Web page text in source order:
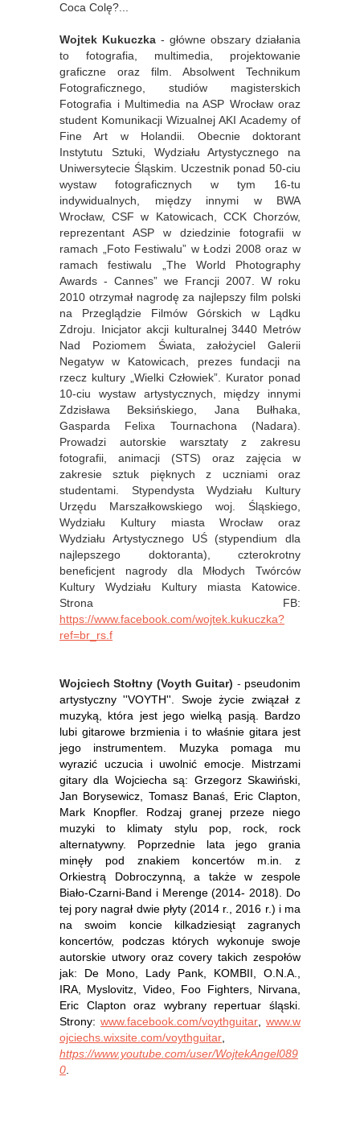
Coca Colę?...
Wojtek Kukuczka - główne obszary działania
to fotografia, multimedia, projektowanie
graficzne oraz film. Absolwent Technikum
Fotograficznego, studiów magisterskich
Fotografia i Multimedia na ASP Wrocław oraz
student Komunikacji Wizualnej AKI Academy of
Fine Art w Holandii. Obecnie doktorant
Instytutu Sztuki, Wydziału Artystycznego na
Uniwersytecie Śląskim. Uczestnik ponad 50-ciu
wystaw fotograficznych w tym 16-tu
indywidualnych, między innymi w BWA
Wrocław, CSF w Katowicach, CCK Chorzów,
reprezentant ASP w dziedzinie fotografii w
ramach „Foto Festiwalu” w Łodzi 2008 oraz w
ramach festiwalu „The World Photography
Awards - Cannes” we Francji 2007. W roku
2010 otrzymał nagrodę za najlepszy film polski
na Przeglądzie Filmów Górskich w Lądku
Zdroju. Inicjator akcji kulturalnej 3440 Metrów
Nad Poziomem Świata, założyciel Galerii
Negatyw w Katowicach, prezes fundacji na
rzecz kultury „Wielki Człowiek”. Kurator ponad
10-ciu wystaw artystycznych, między innymi
Zdzisława Beksińskiego, Jana Bułhaka,
Gasparda Felixa Tournachona (Nadara).
Prowadzi autorskie warsztaty z zakresu
fotografii, animacji (STS) oraz zajęcia w
zakresie sztuk pięknych z uczniami oraz
studentami. Stypendysta Wydziału Kultury
Urzędu Marszałkowskiego woj. Śląskiego,
Wydziału Kultury miasta Wrocław oraz
Wydziału Artystycznego UŚ (stypendium dla
najlepszego doktoranta), czterokrotny
beneficjent nagrody dla Młodych Twórców
Kultury Wydziału Kultury miasta Katowice.
Strona FB:
https://www.facebook.com/wojtek.kukuczka?
ref=br_rs.f
Wojciech Stołtny (Voyth Guitar) - pseudonim
artystyczny ''VOYTH''. Swoje życie związał z
muzyką, która jest jego wielką pasją. Bardzo
lubi gitarowe brzmienia i to właśnie gitara jest
jego instrumentem. Muzyka pomaga mu
wyrazić uczucia i uwolnić emocje. Mistrzami
gitary dla Wojciecha są: Grzegorz Skawiński,
Jan Borysewicz, Tomasz Banaś, Eric Clapton,
Mark Knopfler. Rodzaj granej przeze niego
muzyki to klimaty stylu pop, rock, rock
alternatywny. Poprzednie lata jego grania
minęły pod znakiem koncertów m.in. z
Orkiestrą Dobroczynną, a także w zespole
Biało-Czarni-Band i Merenge (2014- 2018). Do
tej pory nagrał dwie płyty (2014 r., 2016 r.) i ma
na swoim koncie kilkadziesiąt zagranych
koncertów, podczas których wykonuje swoje
autorskie utwory oraz covery takich zespołów
jak: De Mono, Lady Pank, KOMBII, O.N.A.,
IRA, Myslovitz, Video, Foo Fighters, Nirvana,
Eric Clapton oraz wybrany repertuar śląski.
Strony: www.facebook.com/voythguitar
www.w
ojciechs.wixsite.com/voythguitar
https://www.youtube.com/user/WojtekAngel089
0